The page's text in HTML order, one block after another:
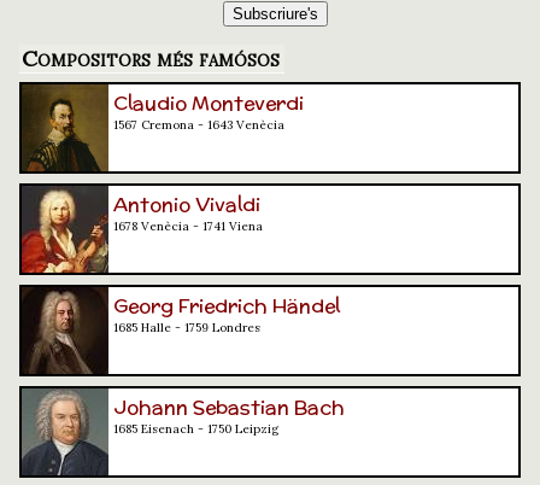
Compositors més famósos
Claudio Monteverdi
1567 Cremona - 1643 Venècia
Antonio Vivaldi
1678 Venècia - 1741 Viena
Georg Friedrich Händel
1685 Halle - 1759 Londres
Johann Sebastian Bach
1685 Eisenach - 1750 Leipzig